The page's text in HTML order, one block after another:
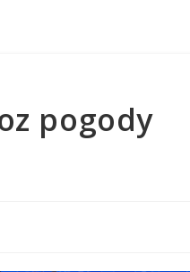
pogody